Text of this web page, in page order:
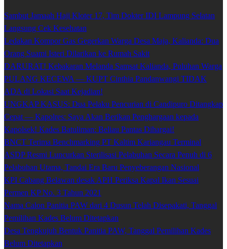
Sambut Jamaah Haji Kloter 17, Tim Dokter IDI Lampung Selatan
Langsung Cek Kesehatan
Ledakan Kompor Gas Gegerkan Warga Desa Maja, Kalianda: Dua
Orang Suami Isteri Dilarikan ke Rumah Sakit
DARURAT! Kebakaran Melanda Samsat Kalianda, Puluhan Warga
PULANG KECEWA — KUPT Cinthia Pandanwangi TIDAK
ADA di Lokasi Saat Kejadian!
UNGKAP KASUS: Dua Pelaku Pencurian di Candipuro Ditangkap
Cepat — Kapolres: Saya Akan Berikan Penghargaan kepada
Kapolsek! Kades Batuliman: Beliau Pantas Dihargai!
BNCT Terima Benchmarking PT Kaltim Kariangau Terminal
ASDP Resmi Luncurkan Sterilisasi Pelabuhan Secara Penuh di 6
Pelabuhan Utama, Tandai Era Baru Penyeberangan Nasional
KPI Cabang Belawan desak APH Periksa Kapal Ikan Sesuai
Permen KP No. 3 Tahun 2021
Nama Calon Panitia PAW dari 4 Dusun Telah Disepakati, Tanggal
Pemilihan Kades Belum Ditetapkan
Desa Tengkujuh Bentuk Panitia PAW, Tanggal Pemilihan Kades
Belum Ditetapkan